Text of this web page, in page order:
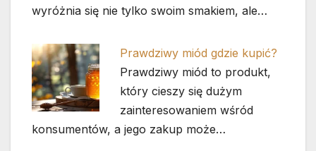
wyróżnia się nie tylko swoim smakiem, ale…
Prawdziwy miód gdzie kupić?
Prawdziwy miód to produkt,
który cieszy się dużym
zainteresowaniem wśród
konsumentów, a jego zakup może…